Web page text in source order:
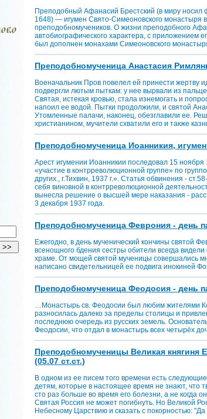
Преподобный Афанасий Брестский (в миру носил
1648) — игумен Свято-Симеоновского монастыря
преподобномучеников. О жизни преподобного
автобиографического характера, с приложением
был дополнен монахами Симеоновского
Преподобномученица Анастасия
Военачальник Пров повелел ей принести жертву
подвергли лютым пыткам: у нее вырвали из
Святая, истекая кровью, стала изнемогать и
напоил ее водой. Пытки продолжили, и святой
Утомленные палачи, наконец, обезглавили ее.
христианином, мучители схватили его и также
Преподобномученица Иоанникия,
Арест игумении Иоанникии последовал 15
«участие в контрреволюционной группе» по
других., г.Тихвин, 1937 г.». Статья обвинения -
себя виновной в контрреволюционной
вынесла решение о высшей мере наказания -
3 декабря 1937 года.
Преподобномученица Феврония - день
Ежегодно, в день мученический кончины святой
всенощного бдения сестры обители всегда
храме. От мощей святой мученицы совершались
написано свидетельницей ее подвига инокиней
Преподобномученица Феодосия - день
…Монастырь св. Феодосии был любим жителями
разносилась далеко за пределы столицы и
последнюю очередь из русских земель.
Феодосии, что отдал в монастырь всех четырёх
Преподобномученицы Великая княгиня
(05.07 ст.ст.)
В одном из ее писем того времени есть
детям, которые в настоящее время не знают, что
сто раз больше во время его болезни, а не когда
Святая Россия не может погибнуть. Но Великой
Небесному Царствию и сказать с покорностью: "Да